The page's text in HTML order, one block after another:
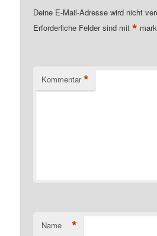
Deine E-Mail-Adresse wird nicht
Erforderliche Felder sind mit*
Kommentar *
Name *